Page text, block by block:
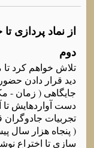
از نماد پردازی
دوم
تلاش خواهم کرد
دید قرار دادن
جایگاهی ( زمان -
دست آواردهایش تا
تجربیات جادوگران
( پنجاه هزار سال
سازی تا اختراع